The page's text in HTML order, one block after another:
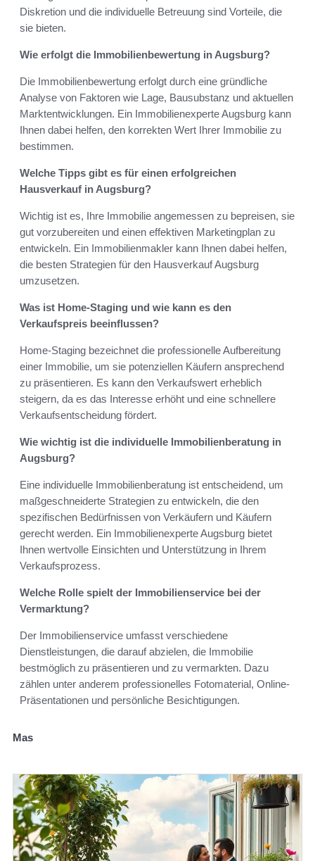
Diskretion und die individuelle Betreuung sind Vorteile, die
sie bieten.
Wie erfolgt die Immobilienbewertung in Augsburg?
Die Immobilienbewertung erfolgt durch eine gründliche
Analyse von Faktoren wie Lage, Bausubstanz und aktuellen
Marktentwicklungen. Ein Immobilienexperte Augsburg kann
Ihnen dabei helfen, den korrekten Wert Ihrer Immobilie zu
bestimmen.
Welche Tipps gibt es für einen erfolgreichen
Hausverkauf in Augsburg?
Wichtig ist es, Ihre Immobilie angemessen zu bepreisen, sie
gut vorzubereiten und einen effektiven Marketingplan zu
entwickeln. Ein Immobilienmakler kann Ihnen dabei helfen,
die besten Strategien für den Hausverkauf Augsburg
umzusetzen.
Was ist Home-Staging und wie kann es den
Verkaufspreis beeinflussen?
Home-Staging bezeichnet die professionelle Aufbereitung
einer Immobilie, um sie potenziellen Käufern ansprechend
zu präsentieren. Es kann den Verkaufswert erheblich
steigern, da es das Interesse erhöht und eine schnellere
Verkaufsentscheidung fördert.
Wie wichtig ist die individuelle Immobilienberatung in
Augsburg?
Eine individuelle Immobilienberatung ist entscheidend, um
maßgeschneiderte Strategien zu entwickeln, die den
spezifischen Bedürfnissen von Verkäufern und Käufern
gerecht werden. Ein Immobilienexperte Augsburg bietet
Ihnen wertvolle Einsichten und Unterstützung in Ihrem
Verkaufsprozess.
Welche Rolle spielt der Immobilienservice bei der
Vermarktung?
Der Immobilienservice umfasst verschiedene
Dienstleistungen, die darauf abzielen, die Immobilie
bestmöglich zu präsentieren und zu vermarkten. Dazu
zählen unter anderem professionelles Fotomaterial, Online-
Präsentationen und persönliche Besichtigungen.
Mas